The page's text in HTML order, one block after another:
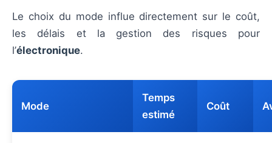
Le choix du mode influe directement sur le coût,
les délais et la gestion des risques pour
l’électronique.
Mode
Temps
estimé
Coût